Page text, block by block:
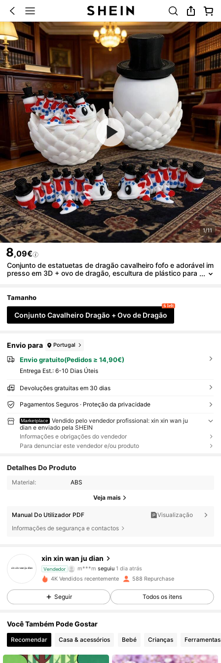
1/11
8,09€
Conjunto de estatuetas de dragão cavalheiro fofo e adorável im
presso em 3D + ovo de dragão, escultura de plástico para
Tamanho
Conjunto Cavalheiro Dragão + Ovo de Dragão
6 left
Envio para Portugal
Envio gratuito(Pedidos ≥ 14,90€)
Entrega Est.: 6-10 Dias Úteis
Devoluções gratuitas em 30 dias
Pagamentos Seguros · Proteção da privacidade
Marketplace
Vendido pelo vendedor profissional: xin xin wan ju
dian e enviado pela SHEIN
Informações e obrigações do vendedor
Para denunciar este vendedor e/ou produto
Detalhes Do Produto
Material: ABS
Veja mais
Manual Do Utilizador PDF
Visualização
Informações de segurança e contactos
xin xin wan ju dian
Vendedor
4,93
132 Seguidores
m***m seguiu 1 dia atrás
4,93 132 Seguidores
4K Vendidos recentemente 588 Repurchase
Seguir Todos os itens
Você Também Pode Gostar
Recomendar Casa & acessórios Bebé Crianças